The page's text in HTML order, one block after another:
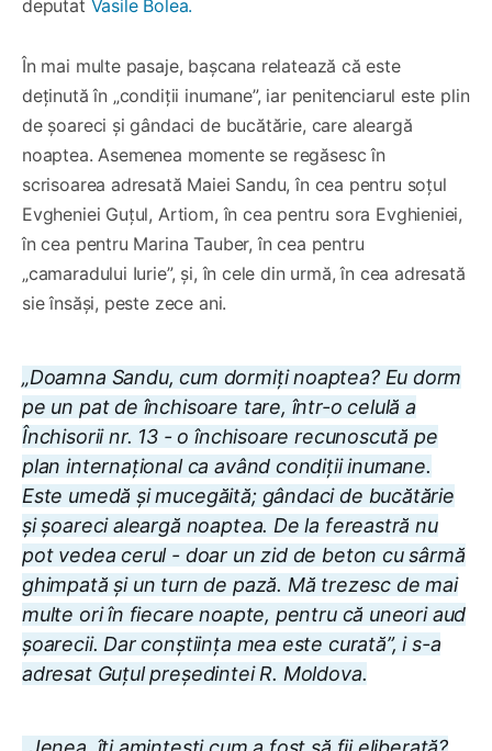
deputat Vasile Bolea.
În mai multe pasaje, bașcana relatează că este
deținută în „condiții inumane”, iar penitenciarul este plin
de șoareci și gândaci de bucătărie, care aleargă
noaptea. Asemenea momente se regăsesc în
scrisoarea adresată Maiei Sandu, în cea pentru soțul
Evgheniei Guțul, Artiom, în cea pentru sora Evghieniei,
în cea pentru Marina Tauber, în cea pentru
„camaradului Iurie”, și, în cele din urmă, în cea adresată
sie însăși, peste zece ani.
„Doamna Sandu, cum dormiți noaptea? Eu dorm
pe un pat de închisoare tare, într-o celulă a
Închisorii nr. 13 - o închisoare recunoscută pe
plan internațional ca având condiții inumane.
Este umedă și mucegăită; gândaci de bucătărie
și șoareci aleargă noaptea. De la fereastră nu
pot vedea cerul - doar un zid de beton cu sârmă
ghimpată și un turn de pază. Mă trezesc de mai
multe ori în fiecare noapte, pentru că uneori aud
șoarecii. Dar conștiința mea este curată”, i s-a
adresat Guțul președintei R. Moldova.